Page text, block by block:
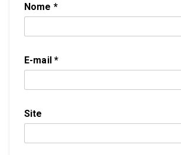
Nome *
E-mail*
Site